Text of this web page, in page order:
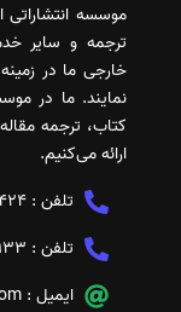
موسسه انتشاراتی
ترجمه و سایر
خارجی ما در
نمایند. ما در
کتاب، ترجمه
ارائه می‌کنیم.
تلفن :
تلفن :
ایمیل :